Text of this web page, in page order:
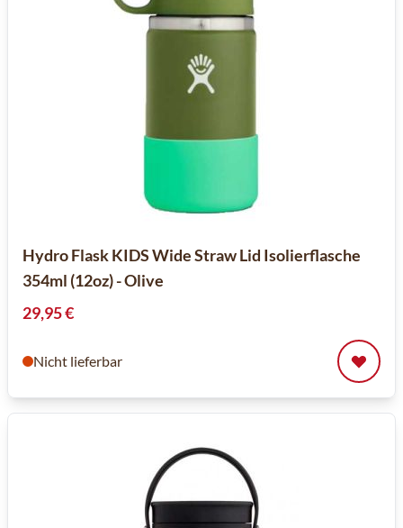
Hydro Flask KIDS Wide Straw Lid Isolierflasche
354ml (12oz) - Olive
29,95 €
Nicht lieferbar